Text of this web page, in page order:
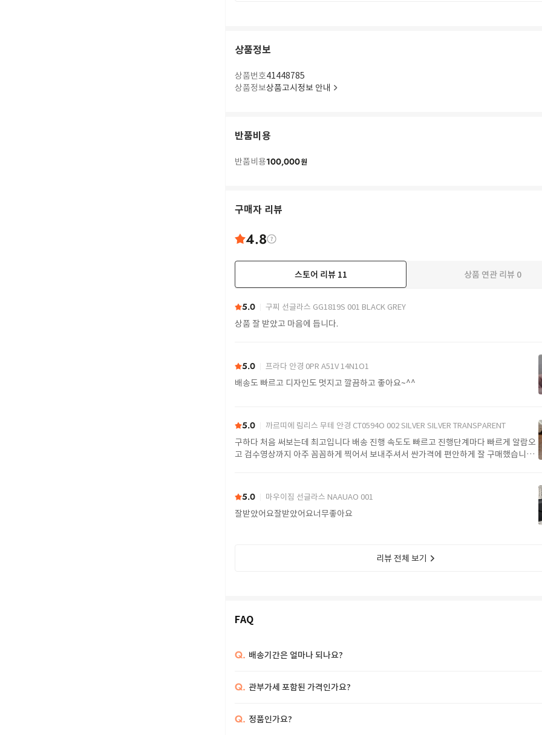
상품정보
상품번호41448785
상품정보상품고시정보 안내
반품비용
반품비용100,000원
구매자 리뷰
4.8
스토어 리뷰 11 상품 연관 리뷰 0
5.0 구찌 선글라스 GG1819S 001 BLACK GREY
상품 잘 받았고 마음에 듭니다.
5.0 프라다 안경 0PR A51V 14N1O1
배송도 빠르고 디자인도 멋지고 깔끔하고 좋아요~^^
5.0 까르띠에 림리스 무테 안경 CT0594O 002 SILVER SILVER TRANSPARENT
구하다 처음 써보는데 최고입니다 배송 진행 속도도 빠르고 진행단계마다 빠르게 알람오
고 검수영상까지 아주 꼼꼼하게 찍어서 보내주셔서 싼가격에 편안하게 잘 구매했습니다.
5.0 마우이짐 선글라스 NAAUAO 001
잘받았어요잘받았어요너무좋아요
리뷰 전체 보기
FAQ
Q. 배송기간은 얼마나 되나요?
Q. 관부가세 포함된 가격인가요?
Q. 정품인가요?